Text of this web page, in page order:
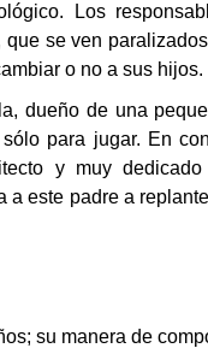
Los
se ven
o no a sus hijos.
dueño de una
para jugar. En
y muy
este padre a
su manera de